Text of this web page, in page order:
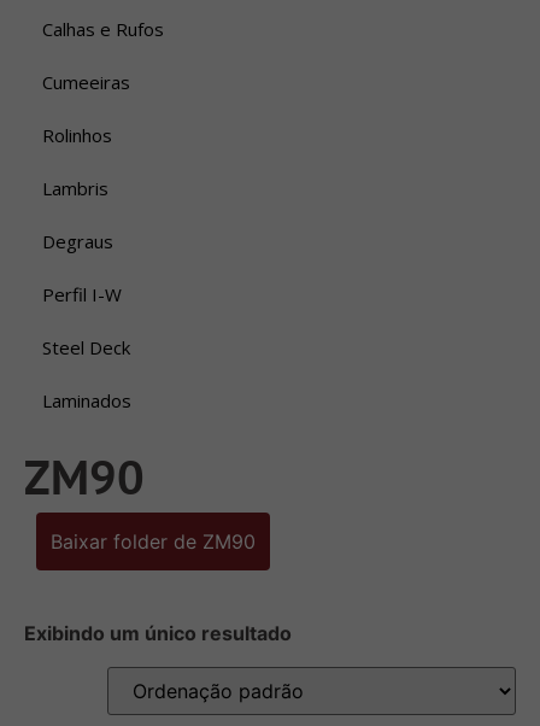
Calhas e Rufos
Cumeeiras
Rolinhos
Lambris
Degraus
Perfil I-W
Steel Deck
Laminados
ZM90
Baixar folder de ZM90
Exibindo um único resultado